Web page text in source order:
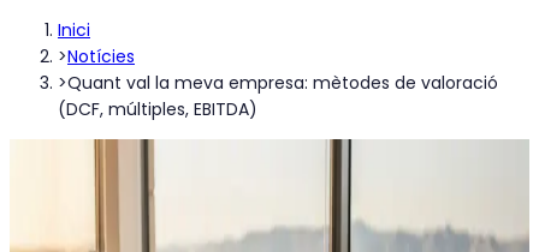
Inici
>Notícies
>Quant val la meva empresa: mètodes de valoració
(DCF, múltiples, EBITDA)